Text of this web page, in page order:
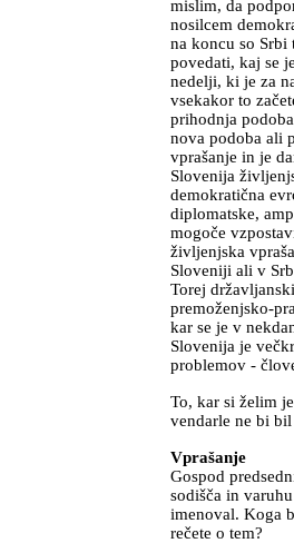
mislim, da
nosilcem
na koncu so
povedati, kaj se
nedelji, ki je za
vsekakor to
prihodnja
nova podoba ali
vprašanje in je
Slovenija
demokratična
diplomatske,
mogoče
življenjska
Sloveniji ali v
Torej
premoženjsko-
kar se je v
Slovenija je
problemov -
To, kar si želim
vendarle ne bi
Vprašanje
Gospod
sodišča in
imenoval. Koga
rečete o tem?